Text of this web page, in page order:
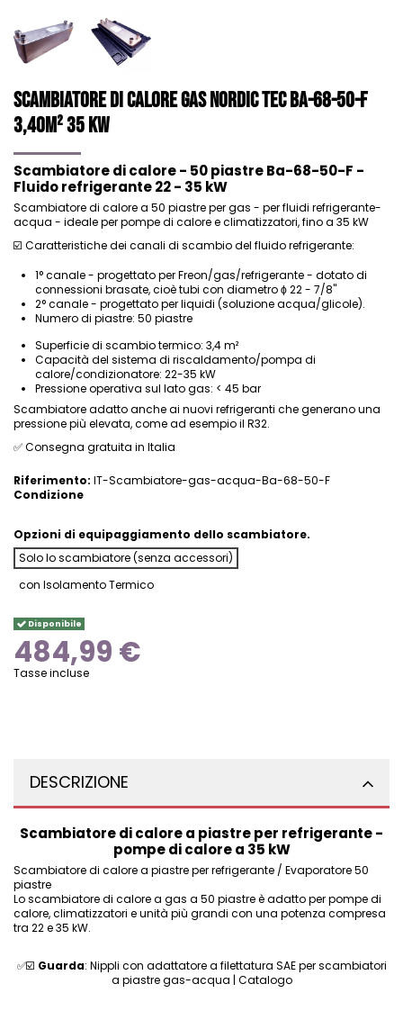
Scambiatore di calore Gas NORDIC TEC Ba-68-50-F
3,40m² 35 kW
Scambiatore di calore - 50 piastre Ba-68-50-F -
Fluido refrigerante 22 - 35 kW
Scambiatore di calore a 50 piastre per gas - per fluidi refrigerante-
acqua - ideale per pompe di calore e climatizzatori, fino a 35 kW
☑️ Caratteristiche dei canali di scambio del fluido refrigerante:
1° canale - progettato per Freon/gas/refrigerante - dotato di
connessioni brasate, cioè tubi con diametro ϕ 22 - 7/8"
2° canale - progettato per liquidi (soluzione acqua/glicole).
Numero di piastre: 50 piastre
Superficie di scambio termico: 3,4 m²
Capacità del sistema di riscaldamento/pompa di
calore/condizionatore: 22-35 kW
Pressione operativa sul lato gas: < 45 bar
Scambiatore adatto anche ai nuovi refrigeranti che generano una
pressione più elevata, come ad esempio il R32.
✅ Consegna gratuita in Italia
Riferimento: IT-Scambiatore-gas-acqua-Ba-68-50-F
Condizione
Opzioni di equipaggiamento dello scambiatore.
Solo lo scambiatore (senza accessori)
con Isolamento Termico
Disponibile
484,99 €
Tasse incluse
DESCRIZIONE
Scambiatore di calore a piastre per refrigerante -
pompe di calore a 35 kW
Scambiatore di calore a piastre per refrigerante / Evaporatore 50
piastre
Lo scambiatore di calore a gas a 50 piastre è adatto per pompe di
calore, climatizzatori e unità più grandi con una potenza compresa
tra 22 e 35 kW.
✅☑️ Guarda: Nippli con adattatore a filettatura SAE per scambiatori
a piastre gas-acqua | Catalogo